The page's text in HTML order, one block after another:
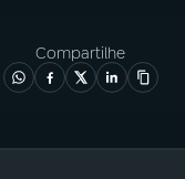
Compartilhe